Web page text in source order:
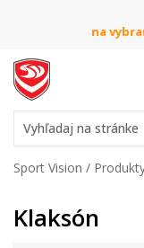
na
Vyhľadaj na stránke
Sport Vision
Klaksón